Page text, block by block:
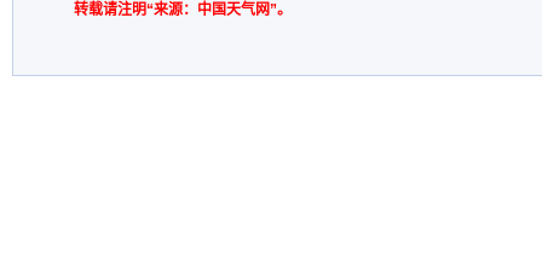
转载请注明“来源：中国天气网”。